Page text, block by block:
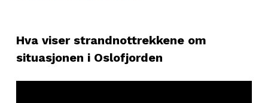
Hva viser strandnottrekkene om
situasjonen i Oslofjorden